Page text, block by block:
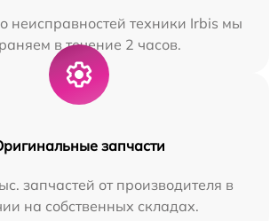
неисправностей техники Irbis мы
в течение 2 часов.
запчасти
запчастей от производителя в
на собственных складах.